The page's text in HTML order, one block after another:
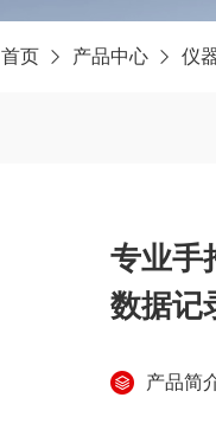
首页 产品中心 仪
专业手
数据记
产品简